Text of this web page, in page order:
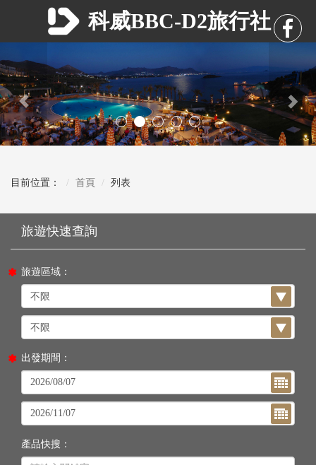
科威BBC-D2旅行社
目前位置： 首頁 列表
旅遊區域：
出發期間：
產品快搜：